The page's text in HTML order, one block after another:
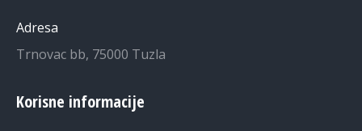
Adresa
Trnovac bb, 75000 Tuzla
Korisne informacije